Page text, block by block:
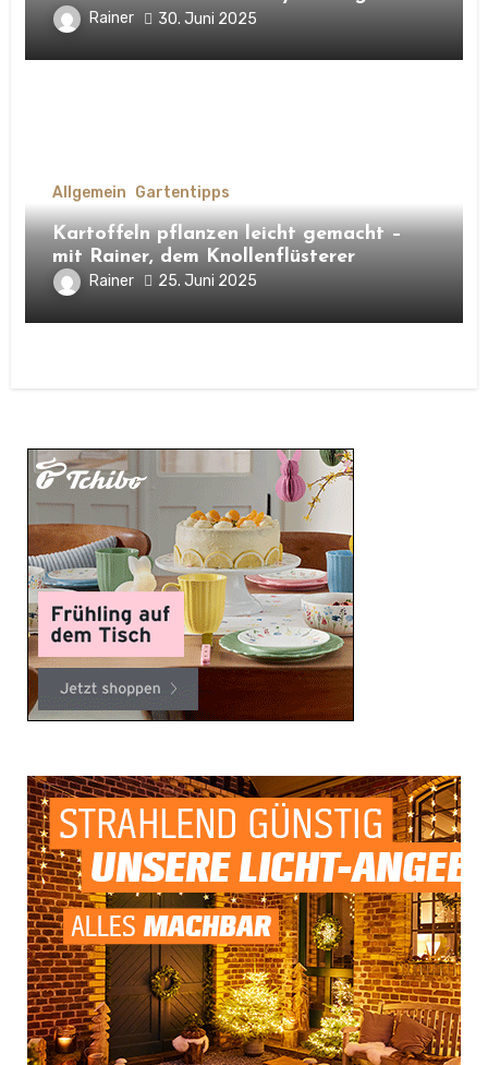
Rainer 30. Juni 2025
Allgemein Gartentipps
Kartoffeln pflanzen leicht gemacht –
mit Rainer, dem Knollenflüsterer
Rainer 25. Juni 2025